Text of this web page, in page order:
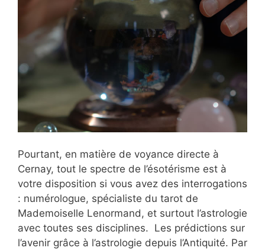
Pourtant, en matière de voyance directe à
Cernay, tout le spectre de l’ésotérisme est à
votre disposition si vous avez des interrogations
: numérologue, spécialiste du tarot de
Mademoiselle Lenormand, et surtout l’astrologie
avec toutes ses disciplines. Les prédictions sur
l’avenir grâce à l’astrologie depuis l’Antiquité. Par